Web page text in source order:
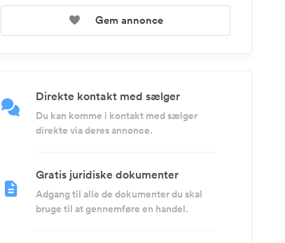
Gem annonce
Direkte kontakt med sælger
Du kan komme i kontakt med sælger
direkte via deres annonce.
Gratis juridiske dokumenter
Adgang til alle de dokumenter du skal
bruge til at gennemføre en handel.